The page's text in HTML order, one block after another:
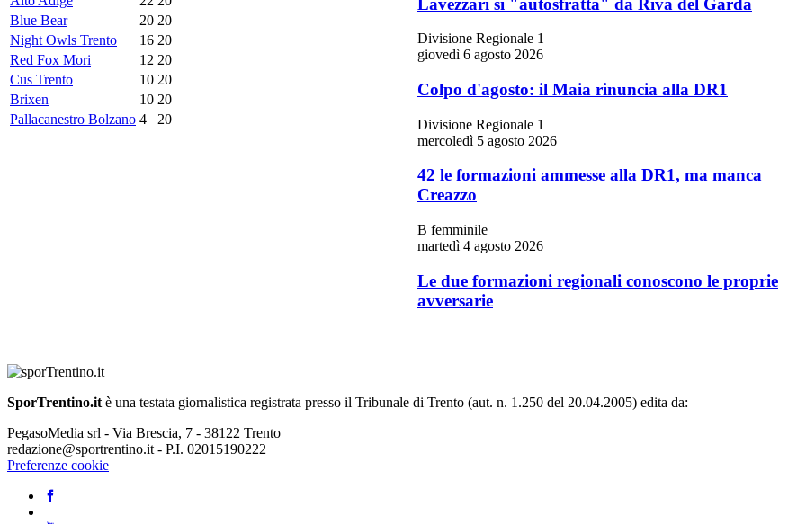
Blue Bear
20 20
Night Owls Trento
16 20
Red Fox Mori
12 20
Cus Trento
10 20
Brixen
10 20
Pallacanestro Bolzano 4 20
Divisione Regionale 1
giovedì 6 agosto 2026
Colpo d'agosto: il Maia rinuncia alla DR1
Divisione Regionale 1
mercoledì 5 agosto 2026
42 le formazioni ammesse alla DR1, ma manca
Creazzo
B femminile
martedì 4 agosto 2026
Le due formazioni regionali conoscono le proprie
avversarie
SporTrentino.it è una testata giornalistica registrata presso il Tribunale di Trento (aut. n. 1.250 del 20.04.2005) edita da:
PegasoMedia srl - Via Brescia, 7 - 38122 Trento
redazione@sportrentino.it - P.I. 02015190222
Preferenze cookie